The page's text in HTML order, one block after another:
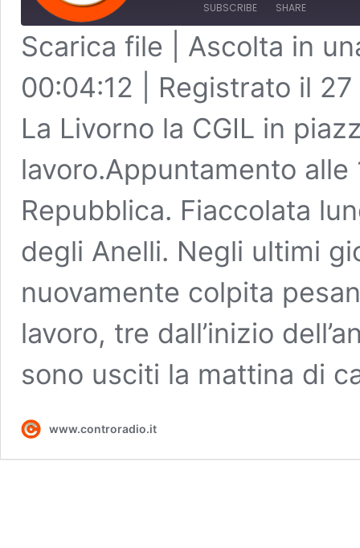
SUBSCRIBE SHARE
RSS FEED
SHARE
LINK
EMBED
Scarica file
Ascolta in
00:04:12
Registrato il
La Livorno la CGIL in
lavoro.Appuntamento
Repubblica. Fiaccolata
degli Anelli. Negli ultimi
nuovamente colpita
lavoro, tre dall’inizio
sono usciti la mattina di
www.controradio.it